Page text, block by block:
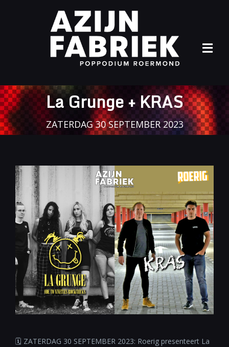
Agenda
Info
Contact
La Grunge + KRAS
ZATERDAG 30 SEPTEMBER 2023
🗓 ZATERDAG 30 SEPTEMBER 2023: Roerig presenteert La